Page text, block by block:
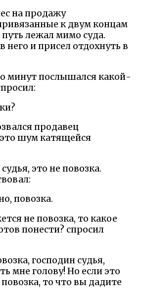
на продажу
к двум концам
лежал мимо суда.
него и присел отдохнуть в
минут послышался какой-
продавец
шум катящейся
это не повозка.
повозка.
не повозка, то какое
понести? спросил
господин судья,
мне голову! Но если это
то что вы дадите